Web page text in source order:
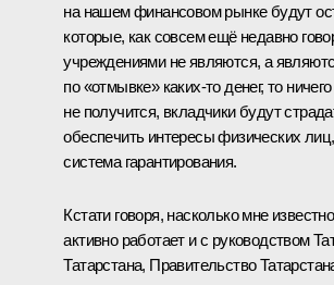
на нашем финансовом рынке будут
которые, как совсем ещё недавно
учреждениями не являются, а
по «отмывке» каких-то денег, то
не получится, вкладчики будут
обеспечить интересы физических
система гарантирования.
Кстати говоря, насколько мне
активно работает и с руководством
Татарстана, Правительство